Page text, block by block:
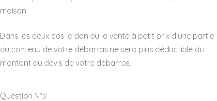
maison.
Dans les deux cas le don ou la vente à petit prix d’une partie
du contenu de votre débarras ne sera plus déductible du
montant du devis de votre débarras.
Question N°3: